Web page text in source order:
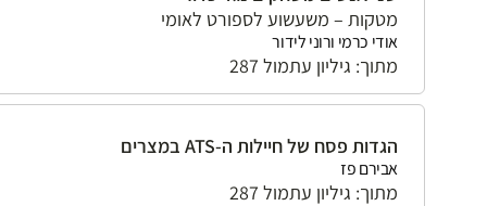
מטקות – משעשוע לספורט לאומי
אודי כרמי ורוני לידור
מתוך: גיליון עתמול 287
הגדות פסח של חיילות ה-ATS במצרים
אבירם פז
מתוך: גיליון עתמול 287